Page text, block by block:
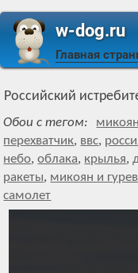
w-dog.ru
Главная
Российский
Обои с тегом:
перехватчик, ввс,
небо,облака, крылья,
ракеты, микоян и
самолет